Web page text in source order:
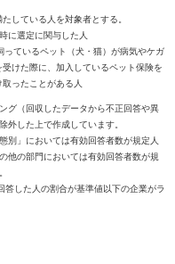
している人を対象者とする。
に選定に関与した人
っているペット（犬・猫）が病気やケガ
けた際に、加入しているペット保険を
ったことがある人
グ（回収したデータから不正回答や異
外した上で作成しています。
別」においては有効回答者数が規定人
他の部門においては有効回答者数が規
した人の割合が基準値以下の企業がラ